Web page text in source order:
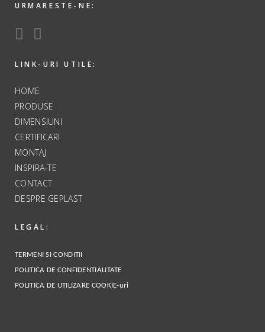
URMARESTE-NE:
LINK-URI UTILE:
HOME
PRODUSE
DIMENSIUNI
CERTIFICARI
MONTAJ
INSPIRA-TE
CONTACT
DESPRE GEPLAST
LEGAL:
TERMENI SI CONDITII
POLITICA DE CONFIDENTIALITATE
POLITICA DE UTILIZARE COOKIE-uri